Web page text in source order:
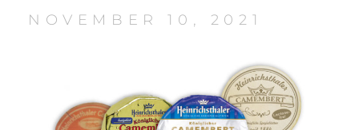
NOVEMBER 10, 2021